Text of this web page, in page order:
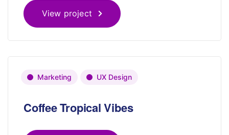
View project
Marketing UX Design
Coffee Tropical Vibes